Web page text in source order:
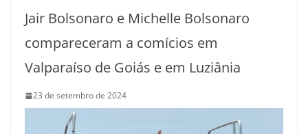
Jair Bolsonaro e Michelle Bolsonaro
compareceram a comícios em
Valparaíso de Goiás e em Luziânia
23 de setembro de 2024